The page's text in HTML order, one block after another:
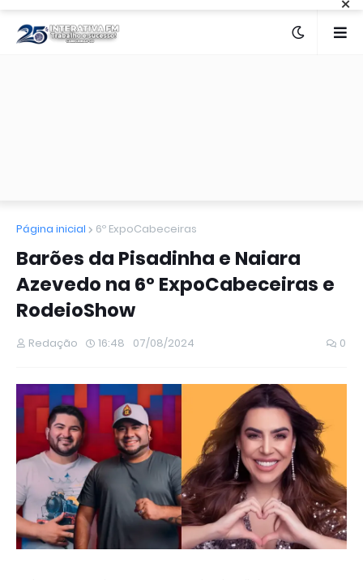
Página inicial 6º ExpoCabeceiras
Barões da Pisadinha e Naiara
Azevedo na 6º ExpoCabeceiras e
RodeioShow
Redação 16:48 07/08/2024 0